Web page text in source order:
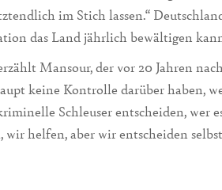
im Stich lassen.“
das Land jährlich bewältigen
Mansour, der vor 20 Jahren
keine Kontrolle darüber haben,
Schleuser entscheiden, wer
wir helfen, aber wir entscheiden